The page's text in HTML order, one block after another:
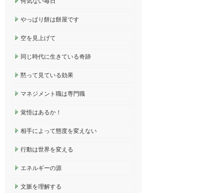
やっぱり餅は餅屋です
空を見上げて
同じ時代に生きている奇跡
黙って見ている効果
マネジメント職は専門職
覚悟はあるか！
相手によって態度を変えない
行動は世界を変える
エネルギーの源
文脈を理解する